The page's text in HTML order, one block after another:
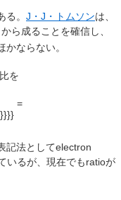
。 J・J・トムソンは、
ら成ることを確信し、
ならない。
を
=
記法としてelectron
いるが、現在でもratioが